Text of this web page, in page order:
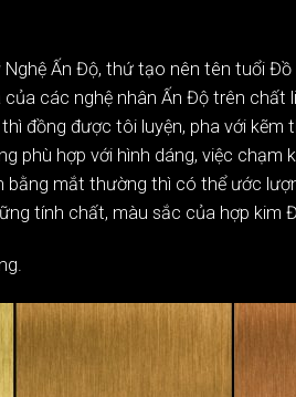
Ấn Độ, thứ tạo nên tên tuổi
các nghệ nhân Ấn Độ trên chất
đồng được tôi luyện, pha với kẽm
phù hợp với hình dáng, việc chạm
bằng mắt thường thì có thể ước
tính chất, màu sắc của hợp kim